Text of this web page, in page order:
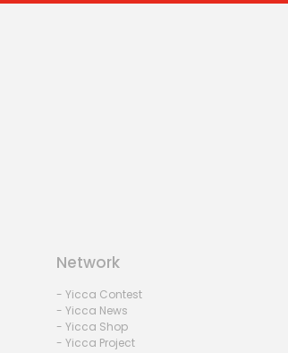
Network
- Yicca Contest
- Yicca News
- Yicca Shop
- Yicca Project